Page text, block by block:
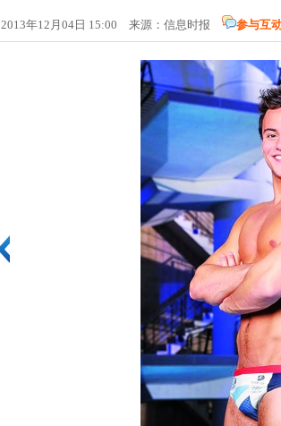
2013年12月04日 15:00 来源：信息时报 参与互